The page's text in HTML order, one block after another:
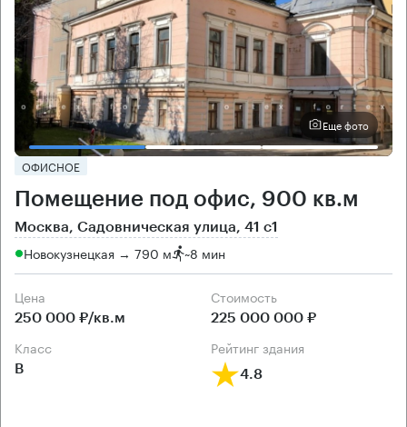
Еще фото
ОФИСНОЕ
Помещение под офис, 900 кв.м
Москва, Садовническая улица, 41 с1
Новокузнецкая → 790 м ~8 мин
Цена
250 000 ₽/кв.м
Cтоимость
225 000 000 ₽
класс
B
рейтинг здания
4.8